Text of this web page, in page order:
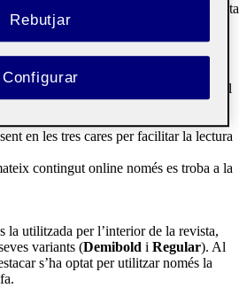
se centri l’atenció i el que marcarà la resta
serà al·ludirà a textures i instants
de la publicació, un recompte de
variarà en funció del contingut i el
. Aquest número apareix juntament amb el
en les tres cares per facilitar la lectura
contingut online només es troba a la
la utilitzada per l’interior de la revista,
variants (Demibold i Regular). Al
s’ha optat per utilitzar només la
Rebutjar
Configurar